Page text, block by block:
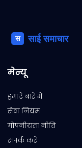
मेन्यू
हमारे बारे में
सेवा नियम
गोपनीयता नीति
संपर्क करें